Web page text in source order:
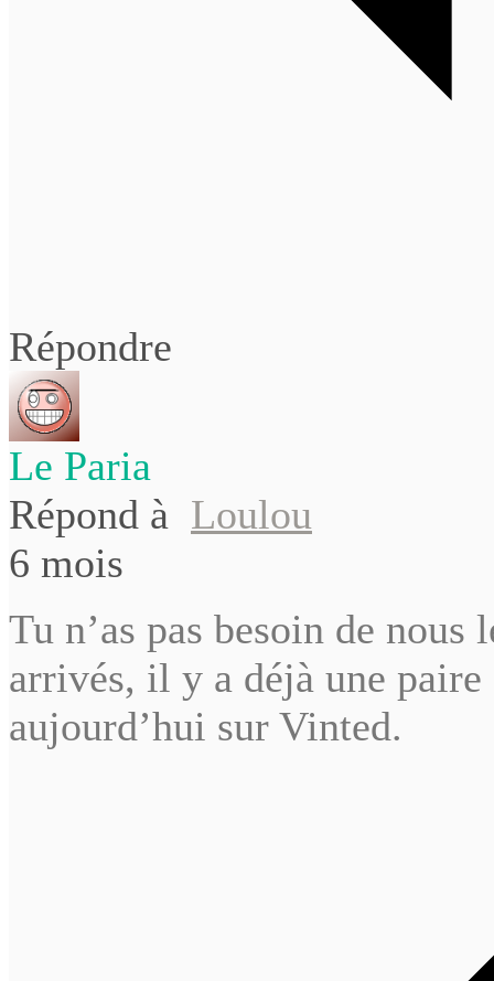
Répondre
Le Paria
Répond à Loulou
6 mois
Tu n’as pas besoin de
arrivés, il y a déjà une
aujourd’hui sur Vinted.